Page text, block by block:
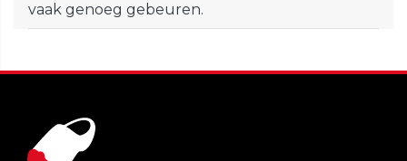
vaak genoeg gebeuren.